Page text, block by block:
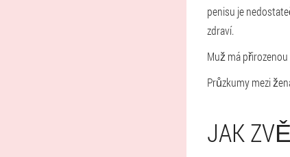
penisu je
zdraví.
Muž má
Průzkumy mezi
JAK